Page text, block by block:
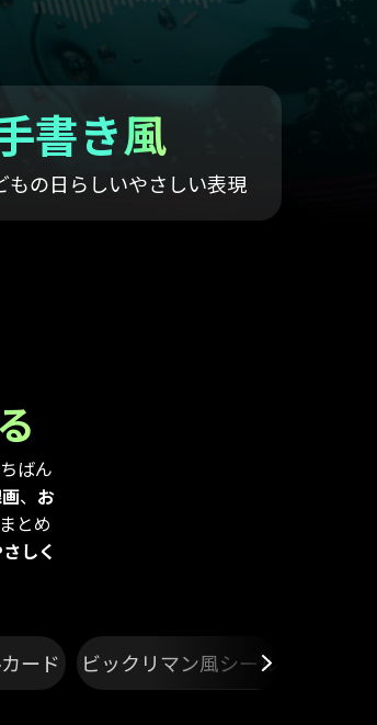
書き風
もの日らしいやさしい表現
ばん
、 お
とめ
しく
ード ビックリマン風シール